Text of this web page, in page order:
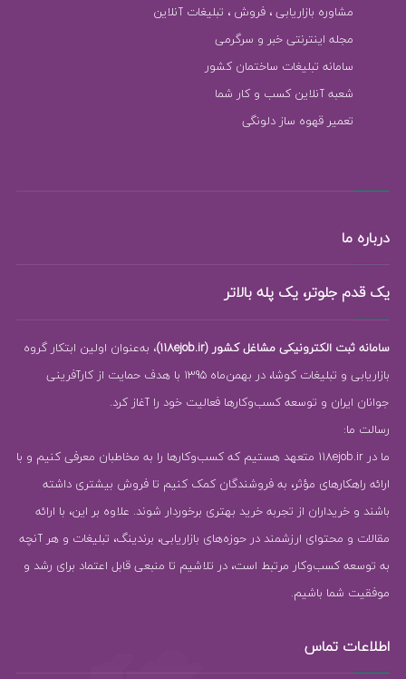
مشاوره بازاریابی ، فروش ، تبلیغات آنلاین
مجله اینترنتی خبر و سرگرمی
سامانه تبلیغات ساختمان کشور
شعبه آنلاین کسب و کار شما
تعمیر قهوه ساز دلونگی
درباره ما
یک قدم جلوتر، یک پله بالاتر
سامانه ثبت الکترونیکی مشاغل کشور (118ejob.ir)
، به‌عنوان اولین ابتکار گروه
بازاریابی و تبلیغات کوشا، در بهمن‌ماه 1395 با هدف حمایت از کارآفرینی
جوانان ایران و توسعه کسب‌وکارها فعالیت خود را آغاز کرد.
رسالت ما:
ما در 118ejob.ir متعهد هستیم که کسب‌وکارها را به مخاطبان معرفی کنیم و با
ارائه راهکارهای مؤثر، به فروشندگان کمک کنیم تا فروش بیشتری داشته
باشند و خریداران از تجربه خرید بهتری برخوردار شوند. علاوه بر این، با ارائه
مقالات و محتوای ارزشمند در حوزه‌های بازاریابی، برندینگ، تبلیغات و هر آنچه
به توسعه کسب‌وکار مرتبط است، در تلاشیم تا منبعی قابل اعتماد برای رشد و
موفقیت شما باشیم.
اطلاعات تماس